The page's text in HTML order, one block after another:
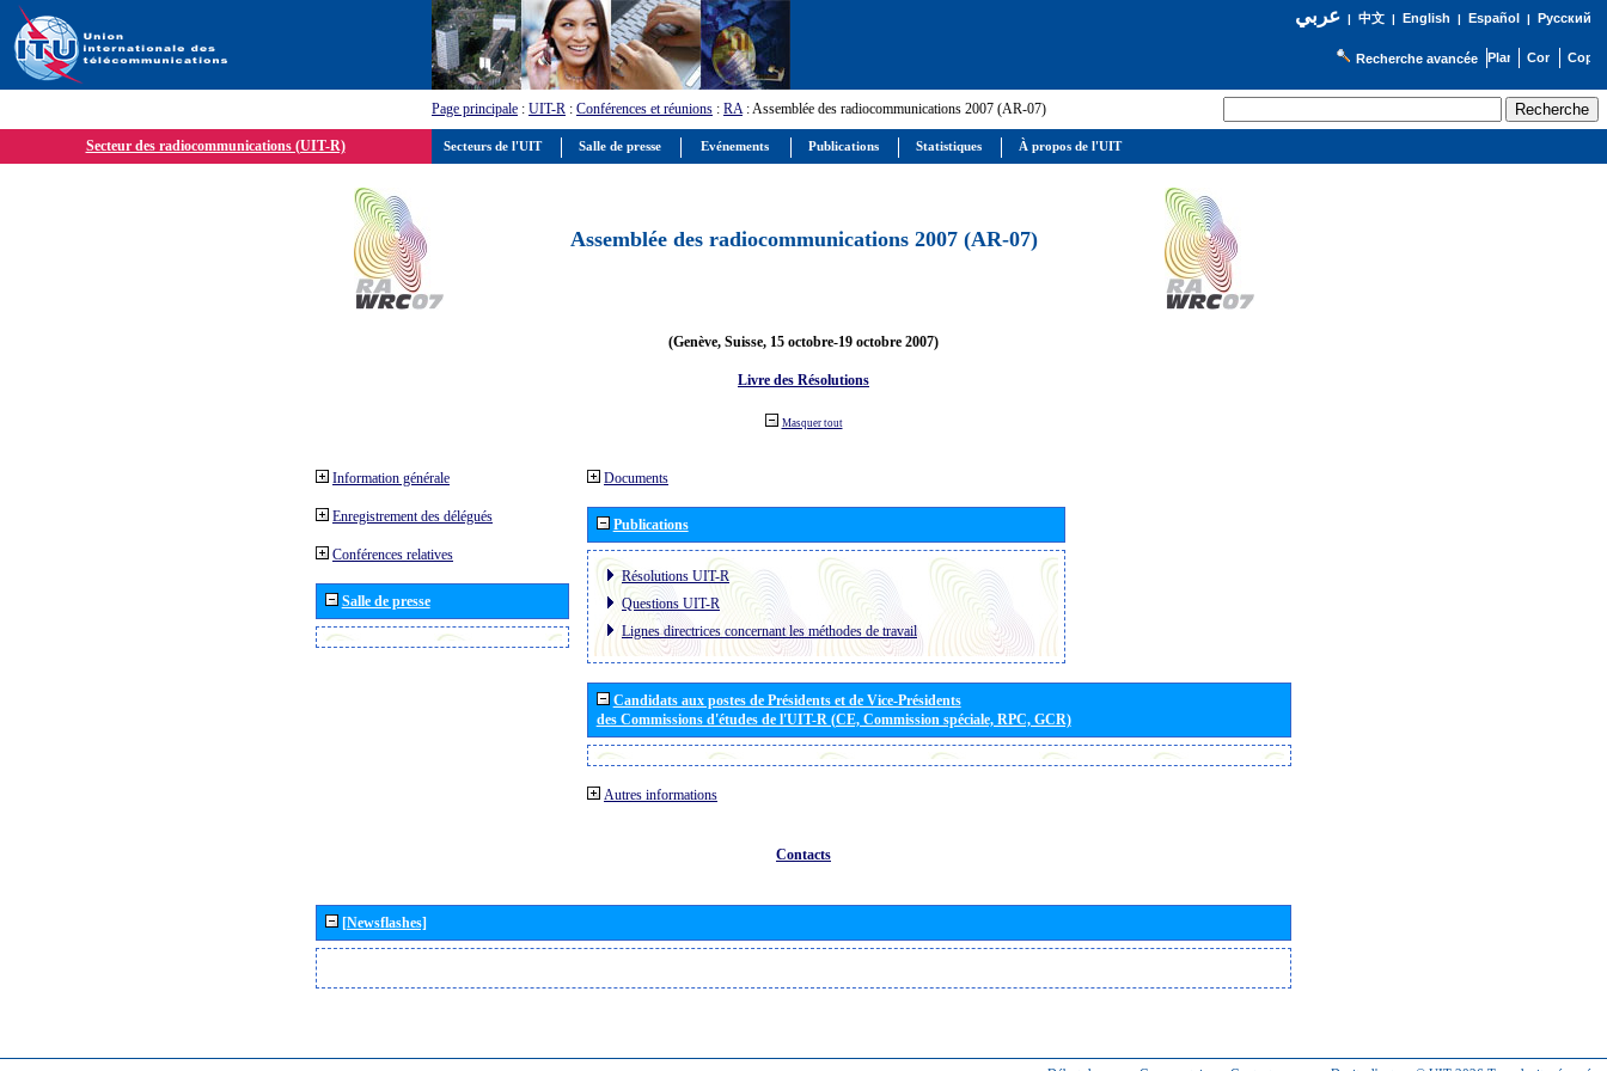
عربي| 中文| English | Español | Русский
Recherche avancée
Page principale : UIT-R : Conférences et réunions : RA: Assemblée des radiocommunications 2007 (AR-07)
Secteur des radiocommunications (UIT-R)
Assemblée des radiocommunications 2007 (AR-07)
(Genève, Suisse, 15 octobre-19 octobre 2007)
Livre des Résolutions
Masquer tout
Information générale
Enregistrement des délégués
Conférences relatives
Salle de presse
Documents
Publications
Résolutions UIT-R
Questions UIT-R
Lignes directrices concernant les méthodes de travail
Candidats aux postes de Présidents et de Vice-Présidents
des Commissions d'études de l'UIT-R (CE, Commission spéciale, RPC, GCR)
Autres informations
Contacts
[Newsflashes]
Secteurs de l'UIT Salle de presse Evénements Publications Statistiques À propos de l'UIT